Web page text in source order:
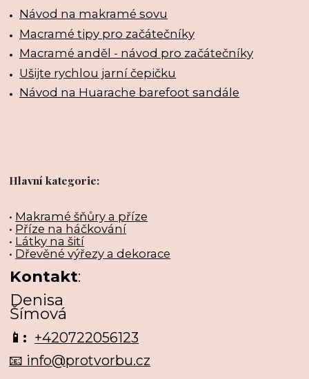
Návod na makramé sovu
Macramé tipy pro začátečníky
Macramé anděl - návod pro začátečníky
Ušijte rychlou jarní čepičku
Návod na Huarache barefoot sandále
Hlavní kategorie:
• Makramé šňůry a příze
• Příze na háčkování
• Látky na šití
• Dřevěné výřezy a dekorace
Kontakt:
Denisa
Šímová
📱: +420722056123
📧 info@protvorbu.cz